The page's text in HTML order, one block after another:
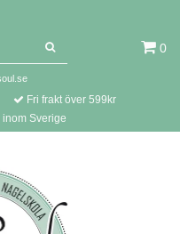
0
Fri frakt över 599kr
inom Sverige